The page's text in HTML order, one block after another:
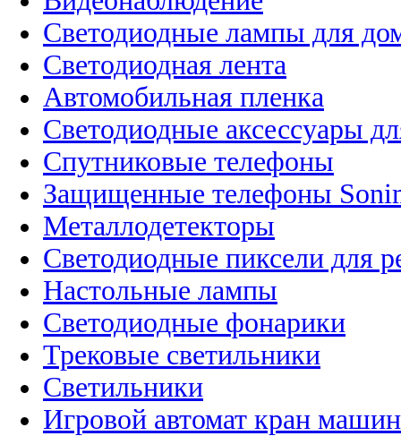
Светодиодные лампы для
Светодиодная лента
Автомобильная пленка
Светодиодные аксессуары
Спутниковые телефоны
Защищенные телефоны
Металлодетекторы
Светодиодные пиксели для
Настольные лампы
Светодиодные фонарики
Трековые светильники
Светильники
Игровой автомат кран